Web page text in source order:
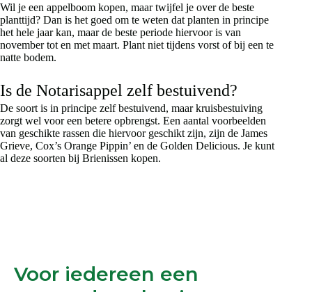
Wil je een appelboom kopen, maar twijfel je over de beste
planttijd? Dan is het goed om te weten dat planten in principe
het hele jaar kan, maar de beste periode hiervoor is van
november tot en met maart. Plant niet tijdens vorst of bij een te
natte bodem.
Is de Notarisappel zelf bestuivend?
De soort is in principe zelf bestuivend, maar kruisbestuiving
zorgt wel voor een betere opbrengst. Een aantal voorbeelden
van geschikte rassen die hiervoor geschikt zijn, zijn de James
Grieve, Cox’s Orange Pippin’ en de Golden Delicious. Je kunt
al deze soorten bij Brienissen kopen.
Voor iedereen een